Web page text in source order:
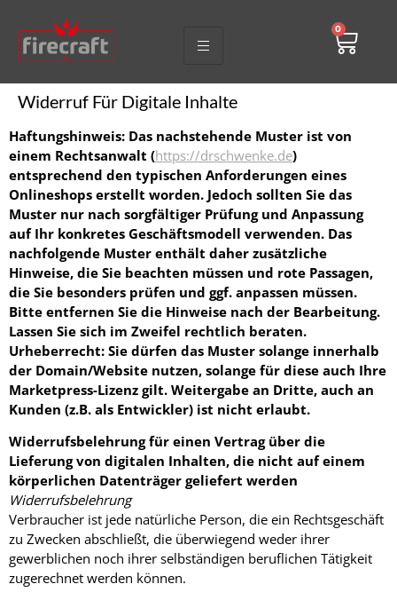
0
Widerruf Für Digitale Inhalte
Haftungshinweis: Das nachstehende Muster ist von
einem Rechtsanwalt (https://drschwenke.de)
entsprechend den typischen Anforderungen eines
Onlineshops erstellt worden. Jedoch sollten Sie das
Muster nur nach sorgfältiger Prüfung und Anpassung
auf Ihr konkretes Geschäftsmodell verwenden. Das
nachfolgende Muster enthält daher zusätzliche
Hinweise, die Sie beachten müssen und rote Passagen,
die Sie besonders prüfen und ggf. anpassen müssen.
Bitte entfernen Sie die Hinweise nach der Bearbeitung.
Lassen Sie sich im Zweifel rechtlich beraten.
Urheberrecht: Sie dürfen das Muster solange innerhalb
der Domain/Website nutzen, solange für diese auch Ihre
Marketpress-Lizenz gilt. Weitergabe an Dritte, auch an
Kunden (z.B. als Entwickler) ist nicht erlaubt.
Widerrufsbelehrung für einen Vertrag über die
Lieferung von digitalen Inhalten, die nicht auf einem
körperlichen Datenträger geliefert werden
Widerrufsbelehrung
Verbraucher ist jede natürliche Person, die ein Rechtsgeschäft
zu Zwecken abschließt, die überwiegend weder ihrer
gewerblichen noch ihrer selbständigen beruflichen Tätigkeit
zugerechnet werden können.